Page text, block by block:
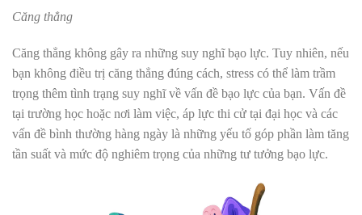
Căng thẳng
Căng thẳng không gây ra những suy nghĩ bạo lực. Tuy nhiên, nếu
bạn không điều trị căng thẳng đúng cách, stress có thể làm trầm
trọng thêm tình trạng suy nghĩ về vấn đề bạo lực của bạn. Vấn đề
tại trường học hoặc nơi làm việc, áp lực thi cử tại đại học và các
vấn đề bình thường hàng ngày là những yếu tố góp phần làm tăng
tần suất và mức độ nghiêm trọng của những tư tưởng bạo lực.